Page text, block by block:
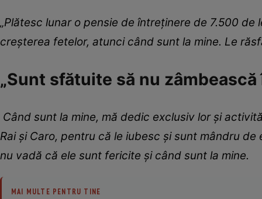
„Plătesc lunar o pensie de întreținere de 7.500
creșterea fetelor, atunci când sunt la mine. Le
„Sunt sfătuite să nu zâmbească
Când sunt la mine, mă dedic exclusiv lor și
Rai și Caro, pentru că le iubesc și sunt mândru
nu vadă că ele sunt fericite și când sunt la mine.
MAI MULTE PENTRU TINE